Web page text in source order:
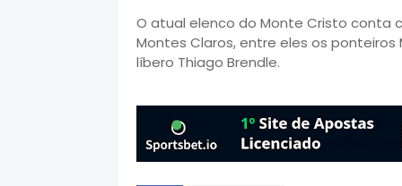
O atual elenco do Monte Cristo
Montes Claros, entre eles os ponteiros
líbero Thiago Brendle.